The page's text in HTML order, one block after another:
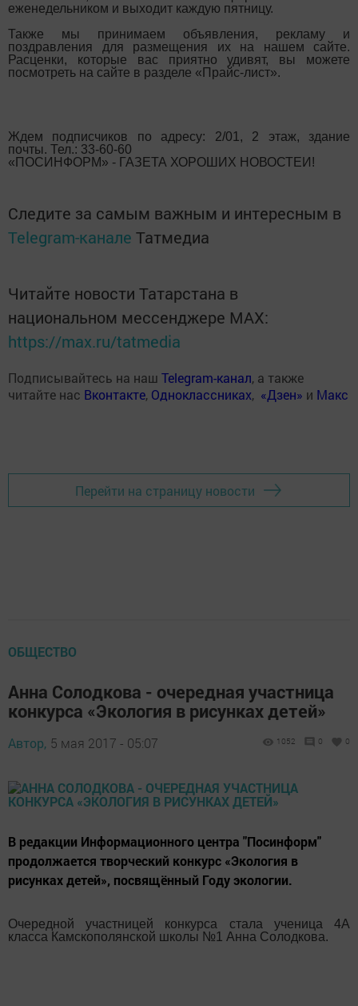
еженедельником и выходит каждую пятницу.
Также мы принимаем объявления, рекламу и
поздравления для размещения их на нашем сайте.
Расценки, которые вас приятно удивят, вы можете
посмотреть на сайте в разделе «Прайс-лист».
Ждем подписчиков по адресу: 2/01, 2 этаж, здание
почты. Тел.: 33-60-60
«ПОСИНФОРМ» - ГАЗЕТА ХОРОШИХ НОВОСТЕЙ!
Следите за самым важным и интересным в
Telegram-канале Татмедиа
Читайте новости Татарстана в
национальном мессенджере MАХ:
https://max.ru/tatmedia
Подписывайтесь на наш Telegram-канал, а также
читайте нас Вконтакте, Одноклассниках, «Дзен» и Макс
Перейти на страницу новости
ОБЩЕСТВО
Анна Солодкова - очередная участница
конкурса «Экология в рисунках детей»
Автор, 5 мая 2017 - 05:07 1052 0 0
В редакции Информационного центра "Посинформ"
продолжается творческий конкурс «Экология в
рисунках детей», посвящённый Году экологии.
Очередной участницей конкурса стала ученица 4А
класса Камскополянской школы №1 Анна Солодкова.